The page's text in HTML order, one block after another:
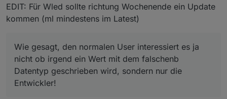
EDIT: Für Wled sollte richtung Wochenende ein Update
kommen (ml mindestens im Latest)
Wie gesagt, den normalen User interessiert es ja
nicht ob irgend ein Wert mit dem falschenb
Datentyp geschrieben wird, sondern nur die
Entwickler!